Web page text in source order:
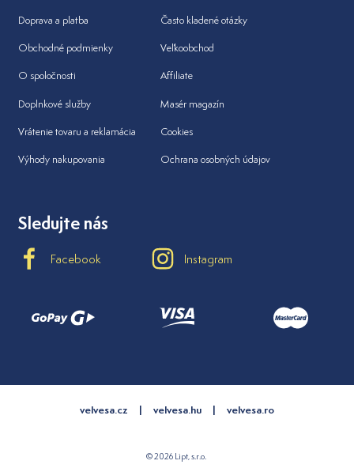
Doprava a platba
Obchodné podmienky
O spoločnosti
Doplnkové služby
Vrátenie tovaru a reklamácia
Výhody nakupovania
Často kladené otázky
Veľkoobchod
Affiliate
Masér magazín
Cookies
Ochrana osobných údajov
Sledujte nás
Facebook Instagram
© 2026 Lipt, s.r.o.
velvesa.cz velvesa.hu velvesa.ro